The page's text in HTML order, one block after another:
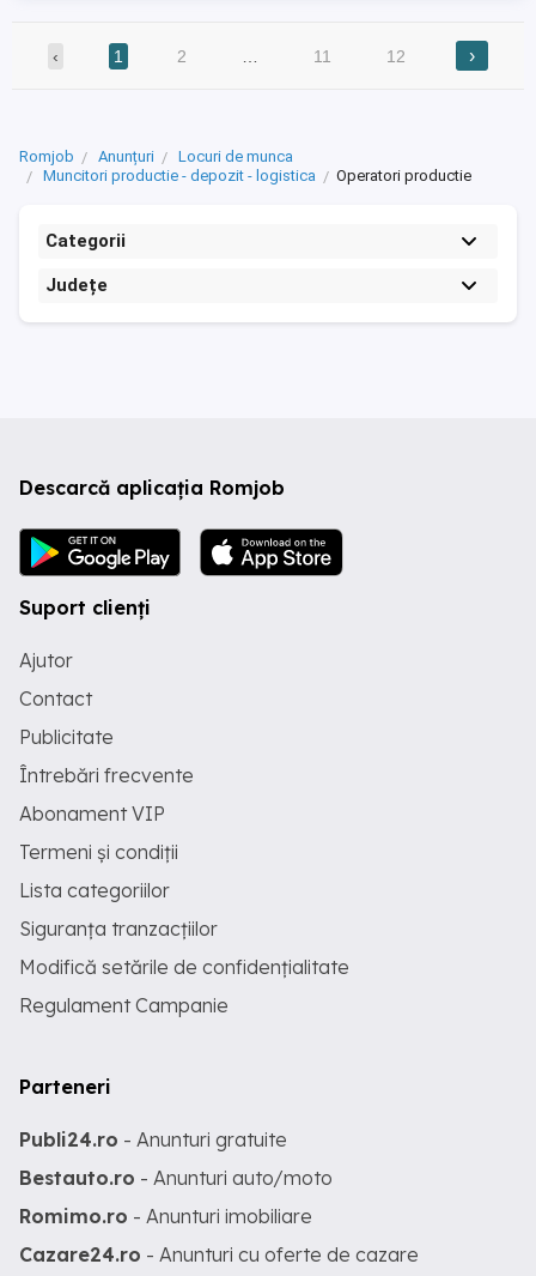
‹ 1 2 11 12 ›
Romjob Anunțuri
Locuri de munca
Muncitori productie - depozit - logistica
Operatori productie
Categorii
Județe
Descarcă aplicația Romjob
Suport clienți
Ajutor
Contact
Publicitate
Întrebări frecvente
Abonament VIP
Termeni și condiții
Lista categoriilor
Siguranța tranzacțiilor
Modifică setările de confidențialitate
Regulament Campanie
Parteneri
Publi24.ro - Anunturi gratuite
Bestauto.ro - Anunturi auto/moto
Romimo.ro - Anunturi imobiliare
Cazare24.ro - Anunturi cu oferte de cazare